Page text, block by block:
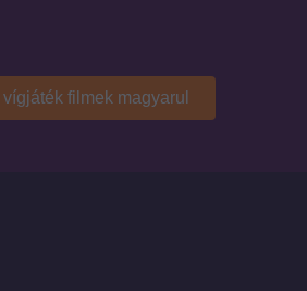
filmek magyarul